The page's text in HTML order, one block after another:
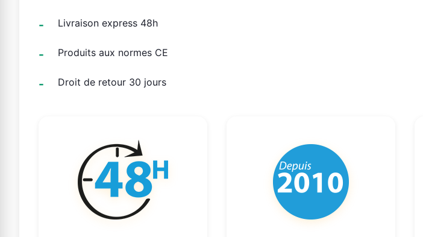
Livraison express 48h
Produits aux normes CE
Droit de retour 30 jours